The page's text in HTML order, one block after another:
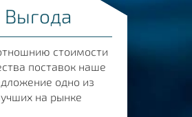
Выгода
стоимости
поставок наше
одно из
на рынке